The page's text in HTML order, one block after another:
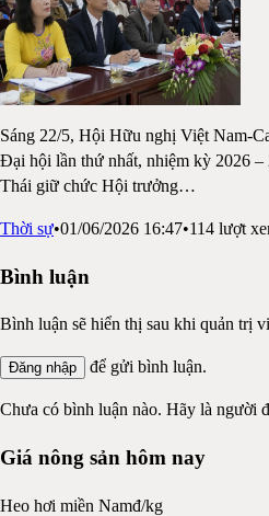
Sáng 22/5, Hội Hữu nghị Việt Nam-
Đại hội lần thứ nhất, nhiệm kỳ 2026
Thái giữ chức Hội trưởng…
Thời sự•01/06/2026 16:47•114 lượt
Bình luận
Bình luận sẽ hiển thị sau khi quản trị
Đăng nhập để gửi bình luận.
Chưa có bình luận nào. Hãy là người
Giá nông sản hôm nay
Heo hơi miền Namđ/kg